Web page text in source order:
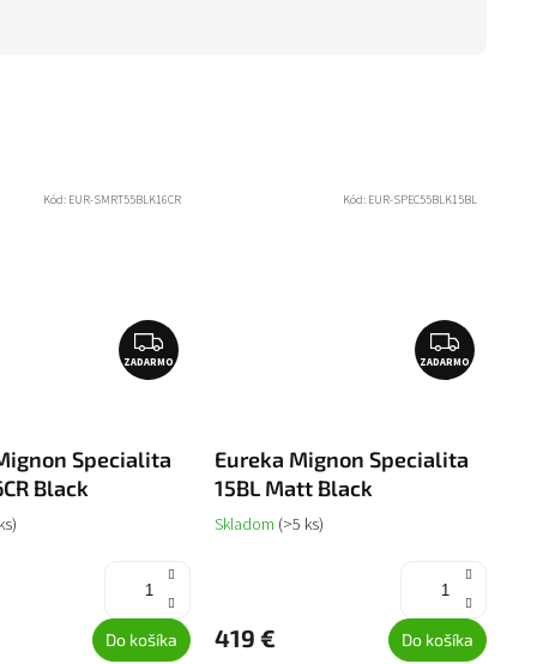
Z
A
R
ZADARMO
Specialita
Black
Do košíka
Kód: EUR-SMRT55BLK16CR
Z
A
R
ZADARMO
Eureka Mignon Specialita
15BL Matt Black
Skladom (>5 ks)
419 € Do košíka
Kód: EUR-SPEC55BLK15BL